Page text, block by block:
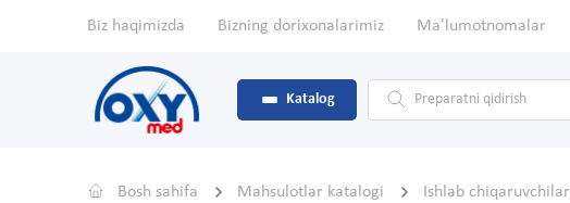
Biz haqimizda Bizning dorixonalarimiz Ma'lumotnomalar
Katalog
Bosh sahifa Mahsulotlar katalogi Ishlab chiqaruvchilar